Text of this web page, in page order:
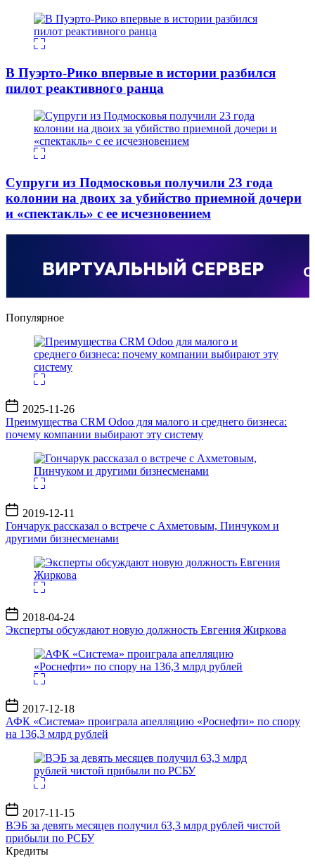
В Пуэрто-Рико впервые в истории разбился
пилот реактивного ранца
Супруги из Подмосковья получили 23 года
колонии на двоих за убийство приемной дочери
и «спектакль» с ее исчезновением
Популярное
Дата
записи
2025-11-26
Преимущества CRM Odoo для малого и среднего бизнеса:
почему компании выбирают эту систему
Дата
записи
2019-12-11
Гончарук рассказал о встрече с Ахметовым, Пинчуком и
другими бизнесменами
Дата
записи
2018-04-24
Эксперты обсуждают новую должность Евгения Жиркова
Дата
записи
2017-12-18
АФК «Система» проиграла апелляцию «Роснефти» по спору
на 136,3 млрд рублей
Дата
записи
2017-11-15
ВЭБ за девять месяцев получил 63,3 млрд рублей чистой
прибыли по РСБУ
Кредиты